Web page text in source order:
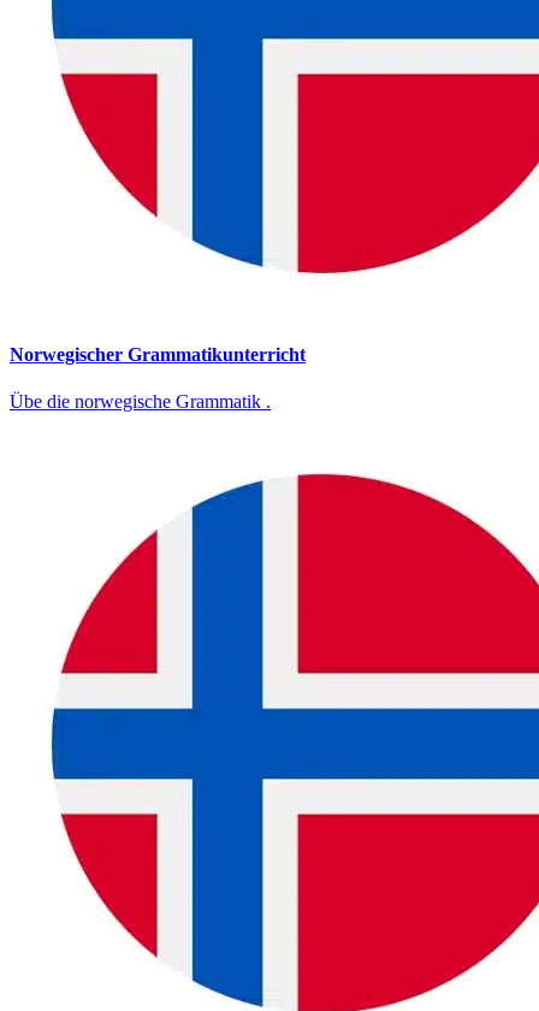
Norwegischer Grammatikunterricht
Übe die norwegische Grammatik .